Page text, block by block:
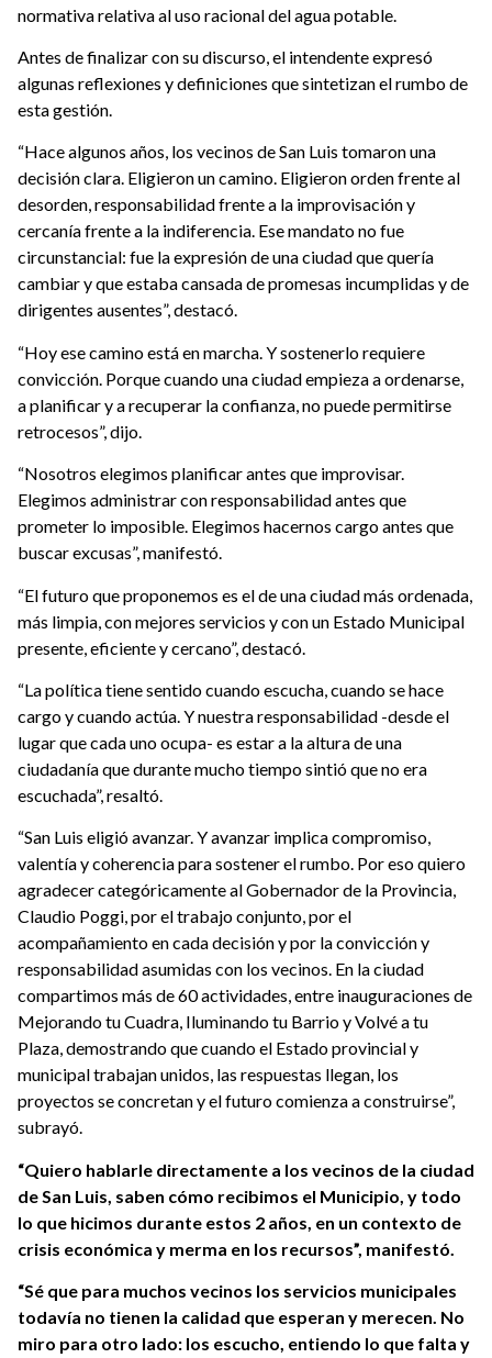
normativa relativa al uso racional del agua potable.
Antes de finalizar con su discurso, el intendente expresó
algunas reflexiones y definiciones que sintetizan el rumbo de
esta gestión.
“Hace algunos años, los vecinos de San Luis tomaron una
decisión clara. Eligieron un camino. Eligieron orden frente al
desorden, responsabilidad frente a la improvisación y
cercanía frente a la indiferencia. Ese mandato no fue
circunstancial: fue la expresión de una ciudad que quería
cambiar y que estaba cansada de promesas incumplidas y de
dirigentes ausentes”, destacó.
“Hoy ese camino está en marcha. Y sostenerlo requiere
convicción. Porque cuando una ciudad empieza a ordenarse,
a planificar y a recuperar la confianza, no puede permitirse
retrocesos”, dijo.
“Nosotros elegimos planificar antes que improvisar.
Elegimos administrar con responsabilidad antes que
prometer lo imposible. Elegimos hacernos cargo antes que
buscar excusas”, manifestó.
“El futuro que proponemos es el de una ciudad más ordenada,
más limpia, con mejores servicios y con un Estado Municipal
presente, eficiente y cercano”, destacó.
“La política tiene sentido cuando escucha, cuando se hace
cargo y cuando actúa. Y nuestra responsabilidad -desde el
lugar que cada uno ocupa- es estar a la altura de una
ciudadanía que durante mucho tiempo sintió que no era
escuchada”, resaltó.
“San Luis eligió avanzar. Y avanzar implica compromiso,
valentía y coherencia para sostener el rumbo. Por eso quiero
agradecer categóricamente al Gobernador de la Provincia,
Claudio Poggi, por el trabajo conjunto, por el
acompañamiento en cada decisión y por la convicción y
responsabilidad asumidas con los vecinos. En la ciudad
compartimos más de 60 actividades, entre inauguraciones de
Mejorando tu Cuadra, Iluminando tu Barrio y Volvé a tu
Plaza, demostrando que cuando el Estado provincial y
municipal trabajan unidos, las respuestas llegan, los
proyectos se concretan y el futuro comienza a construirse”,
subrayó.
“Quiero hablarle directamente a los vecinos de la ciudad
de San Luis, saben cómo recibimos el Municipio, y todo
lo que hicimos durante estos 2 años, en un contexto de
crisis económica y merma en los recursos”, manifestó.
“Sé que para muchos vecinos los servicios municipales
todavía no tienen la calidad que esperan y merecen. No
miro para otro lado: los escucho, entiendo lo que falta y